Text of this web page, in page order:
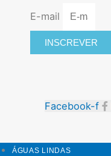
E-mail
INSCREVER
Facebook-f
ÁGUAS LINDAS